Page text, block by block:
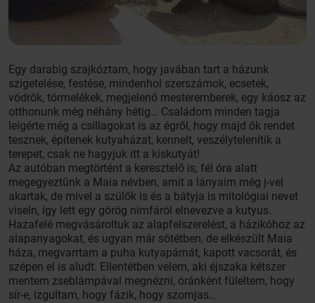
Egy darabig szajkóztam, hogy javában tart a házunk
szigetelése, festése, mindenhol szerszámok, ecsetek,
vödrök, törmelékek, megjelenő mesteremberek, egy káosz az
otthonunk még néhány hétig… Családom minden tagja
leígérte még a csillagokat is az égről, hogy majd ők rendet
tesznek, építenek kutyaházat, kennelt, veszélytelenítik a
terepet, csak ne hagyjuk itt a kiskutyát!
Az autóban megtörtént a keresztelő is, fél óra alatt
megegyeztünk a Maia névben, amit a lányaim még j-vel
akartak, de mivel a szülők is és a bátyja is mitológiai nevet
viseln, így lett egy görög nimfáról elnevezve a kutyus.
Hazafelé megvásároltuk az alapfelszerelést, a házikóhoz az
alapanyagokat, és ugyan már sötétben, de elkészült Maia
háza, megvarrtam a puha kutyapárnát, kapott vacsorát, és
szépen el is aludt. Ellentétben velem, aki éjszaka kétszer
mentem zseblámpával megnézni, óránként füleltem, hogy
sír-e, izgultam, hogy fázik, hogy szomjas…